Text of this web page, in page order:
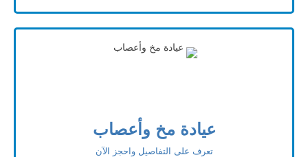
عيادة مخ وأعصاب
تعرف على التفاصيل واحجز الآن